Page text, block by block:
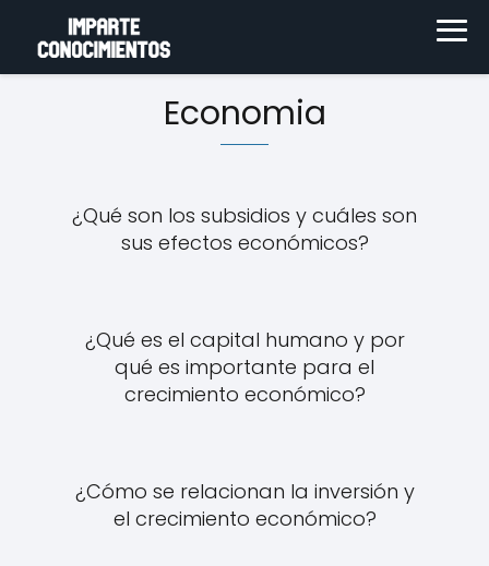
Economia
¿Qué son los subsidios y cuáles son
sus efectos económicos?
¿Qué es el capital humano y por
qué es importante para el
crecimiento económico?
¿Cómo se relacionan la inversión y
el crecimiento económico?